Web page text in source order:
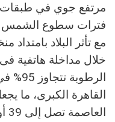
البريد الالكتروني
مرتفع جوي في طبقات
فترات سطوع الشمس
مع تأثر البلاد
خلال مداخلة هاتفية
القاهرة الكبرى، ما